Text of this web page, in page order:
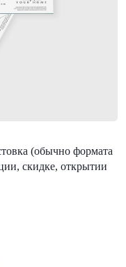
(обычно формата
скидке, открытии